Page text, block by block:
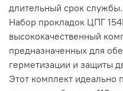
длительный срок службы.
Набор прокладок ЦПГ
высококачественный
предназначенных для
герметизации и защиты
Этот комплект идеально